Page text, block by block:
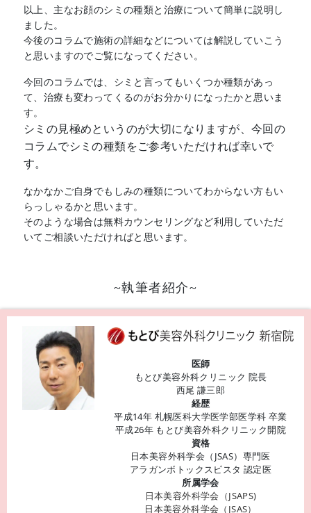
以上、主なお顔のシミの種類と治療について簡単に説明し
ました。
今後のコラムで施術の詳細などについては解説していこう
と思いますのでご覧になってください。
今回のコラムでは、シミと言ってもいくつか種類があっ
て、治療も変わってくるのがお分かりになったかと思いま
す。
シミの見極めというのが大切になりますが、今回の
コラムでシミの種類をご参考いただければ幸いで
す。
なかなかご自身でもしみの種類についてわからない方もい
らっしゃるかと思います。
そのような場合は無料カウンセリングなど利用していただ
いてご相談いただければと思います。
~執筆者紹介~
医師
もとび美容外科クリニック 院長
西尾 謙三郎
経歴
平成14年 札幌医科大学医学部医学科 卒業
平成26年 もとび美容外科クリニック開院
資格
日本美容外科学会（JSAS）専門医
アラガンボトックスビスタ 認定医
所属学会
日本美容外科学会（JSAPS)
日本美容外科学会（JSAS）